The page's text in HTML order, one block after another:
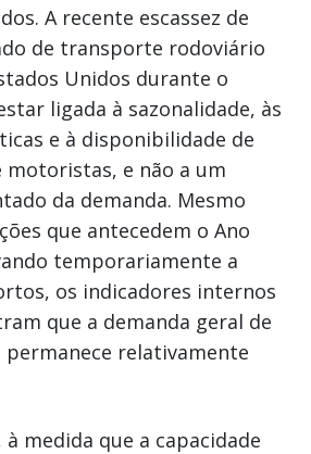
A recente escassez de
de transporte rodoviário
Unidos durante o
ligada à sazonalidade, às
e à disponibilidade de
motoristas, e não a um
da demanda. Mesmo
que antecedem o Ano
temporariamente a
os indicadores internos
que a demanda geral de
relativamente
à medida que a capacidade